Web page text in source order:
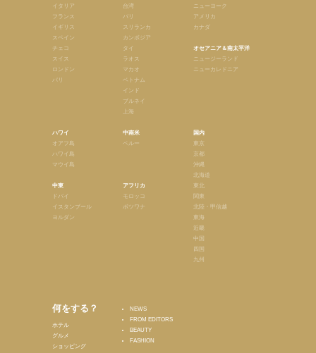
イタリア
フランス
イギリス
スペイン
チェコ
スイス
ロンドン
パリ
ハワイ
オアフ島
ハワイ島
マウイ島
中東
ドバイ
イスタンブール
ヨルダン
台湾
バリ
スリランカ
カンボジア
タイ
ラオス
マカオ
ベトナム
インド
ブルネイ
上海
中南米
ペルー
アフリカ
モロッコ
ボツワナ
ニューヨーク
アメリカ
カナダ
オセアニア＆南太平洋
ニュージーランド
ニューカレドニア
国内
東京
京都
沖縄
北海道
東北
関東
北陸・甲信越
東海
近畿
中国
四国
九州
何をする？
ホテル
グルメ
ショッピング
NEWS
FROM EDITORS
BEAUTY
FASHION